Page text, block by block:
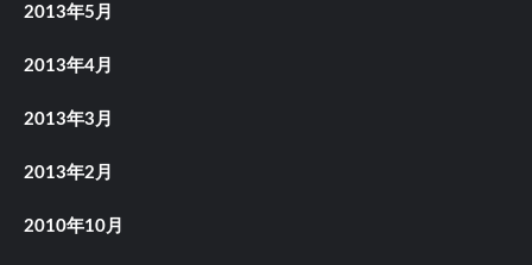
2013年5月
2013年4月
2013年3月
2013年2月
2010年10月